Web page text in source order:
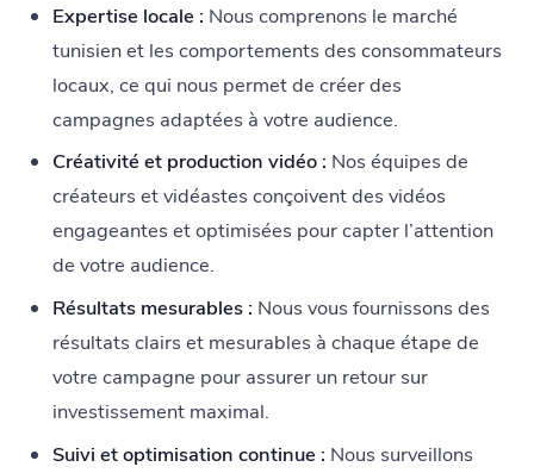
Expertise locale : Nous comprenons le marché
tunisien et les comportements des consommateurs
locaux, ce qui nous permet de créer des
campagnes adaptées à votre audience.
Créativité et production vidéo : Nos équipes de
créateurs et vidéastes conçoivent des vidéos
engageantes et optimisées pour capter l’attention
de votre audience.
Résultats mesurables : Nous vous fournissons des
résultats clairs et mesurables à chaque étape de
votre campagne pour assurer un retour sur
investissement maximal.
Suivi et optimisation continue : Nous surveillons